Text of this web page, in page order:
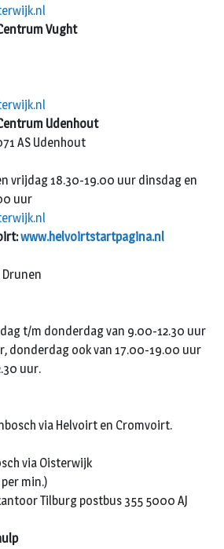
Vught
Udenhout
AS Udenhout
vrijdag 18.30-19.00 uur dinsdag en
uur
www.helvoirtstartpagina.nl
Drunen
t/m donderdag van 9.00-12.30 uur
donderdag ook van 17.00-19.00 uur
uur.
via Helvoirt en Cromvoirt.
via Oisterwijk
min.)
Tilburg postbus 355 5000 AJ